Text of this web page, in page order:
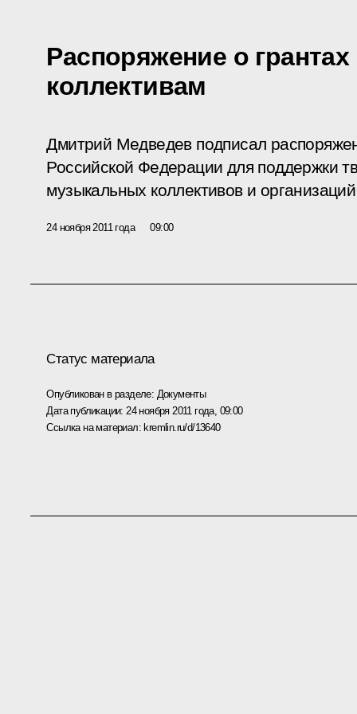
Распоряжение о
коллективам
Дмитрий Медведев подписал
Российской Федерации для поддержки
музыкальных коллективов и
24 ноября 2011 года 09:00
Статус материала
Опубликован в разделе: Документы
Дата публикации: 24 ноября 2011 года, 09:00
Ссылка на материал: kremlin.ru/d/13640